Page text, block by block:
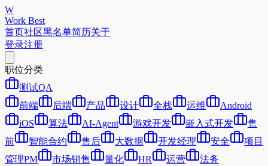
W
Work Best
首页社区黑名单简历关于
登录注册
职位分类
测试QA
前端
后端 产品 设计 全栈 运维
Android
iOS
算法 AI-Agent 游戏开发 嵌入式开发
售
前
智能合约 售后 大数据 开发经理 安全
项目
管理PM
市场销售 量化 HR 运营
法务